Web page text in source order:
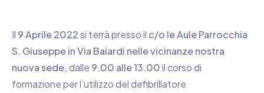
Il 9 Aprile 2022si terrà presso il c/o le Aule Parrocchia
S. Giuseppe in Via Baiardi nelle vicinanze nostra
nuova sede,dalle 9.00 alle 13.00il corso di
formazione per l’utilizzo del defibrillatore